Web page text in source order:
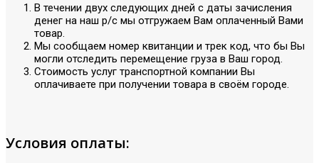
В течении двух следующих дней с даты зачисления
денег на наш р/с мы отгружаем Вам оплаченный Вами
товар.
Мы сообщаем номер квитанции и трек код, что бы Вы
могли отследить перемещение груза в Ваш город.
Стоимость услуг транспортной компании Вы
оплачиваете при получении товара в своём городе.
Условия оплаты: